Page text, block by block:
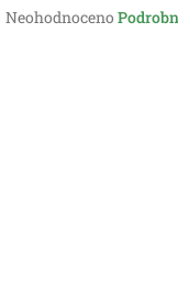
Průměrné
Neohodnoceno